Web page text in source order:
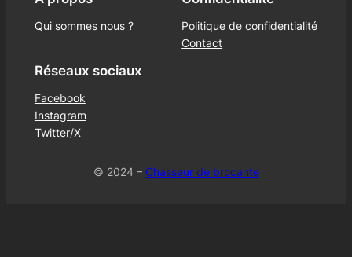
Qui sommes nous ?
Politique de confidentialité
Contact
Réseaux sociaux
Facebook
Instagram
Twitter/X
© 2024 – Chasseur de brocante